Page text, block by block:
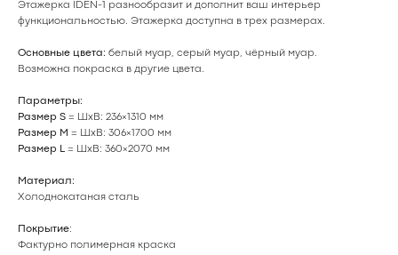
Этажерка IDEN-1 разнообразит и дополнит ваш интерьер
функциональностью. Этажерка доступна в трех размерах.
Основные цвета: белый муар, серый муар, чёрный муар.
Возможна покраска в другие цвета .
Параметры:
Размер S = ШхВ: 236×1310 мм
Размер M = ШхВ: 306×1700 мм
Размер L = ШхВ: 360×2070 мм
Материал:
Холоднокатаная сталь
Покрытие:
Фактурно полимерная краска